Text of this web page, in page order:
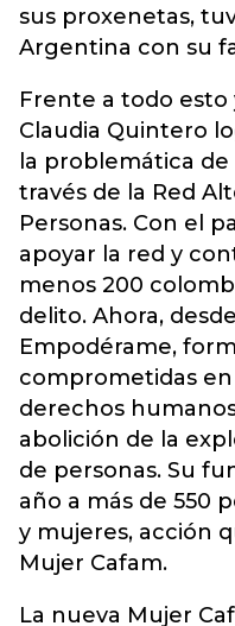
sus proxenetas,
Argentina con su
Frente a todo
Claudia Quintero
la problemática
través de la Red
Personas. Con el
apoyar la red y
menos 200
delito. Ahora,
Empodérame,
comprometidas
derechos
abolición de la
de personas. Su
año a más de 550
y mujeres, acción
Mujer Cafam.
La nueva Mujer